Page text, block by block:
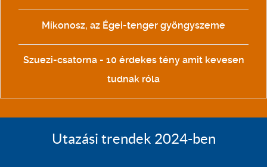
Míkonosz, az Égei-tenger gyöngyszeme
Szuezi-csatorna - 10 érdekes tény amit kevesen
tudnak róla
Utazási trendek 2024-ben